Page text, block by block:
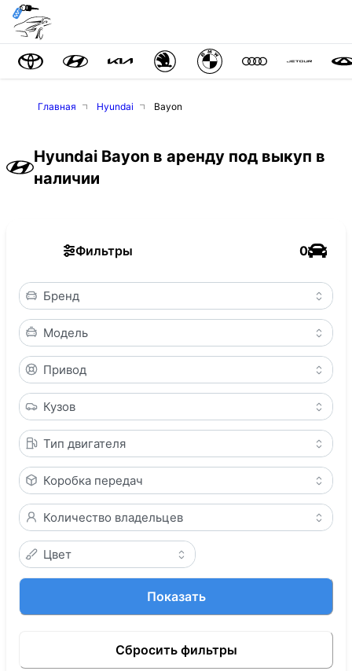
Главная Hyundai Bayon
Hyundai Bayon в аренду под выкуп в
наличии
Фильтры 0
Бренд
Модель
Привод
Кузов
Тип двигателя
Коробка передач
Количество владельцев
Цвет
Показать
Сбросить фильтры